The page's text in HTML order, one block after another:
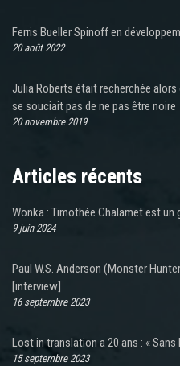
Ferris Bueller Spinoff en
20 août 2022
Julia Roberts était recherchée alors
se souciait pas de ne pas être noire
20 novembre 2019
Articles récents
Wonka : Timothée Chalamet est un
9 juin 2024
Paul W.S. Anderson (Monster
[interview]
16 septembre 2023
Lost in translation a 20 ans : «
15 septembre 2023